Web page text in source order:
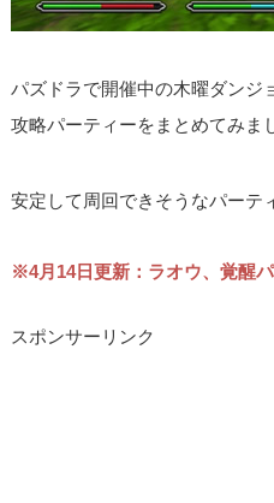
パズドラで開催中の木曜ダンジ
攻略パーティーをまとめてみま
安定して周回できそうなパーテ
※4月14日更新：ラオウ、覚醒
スポンサーリンク